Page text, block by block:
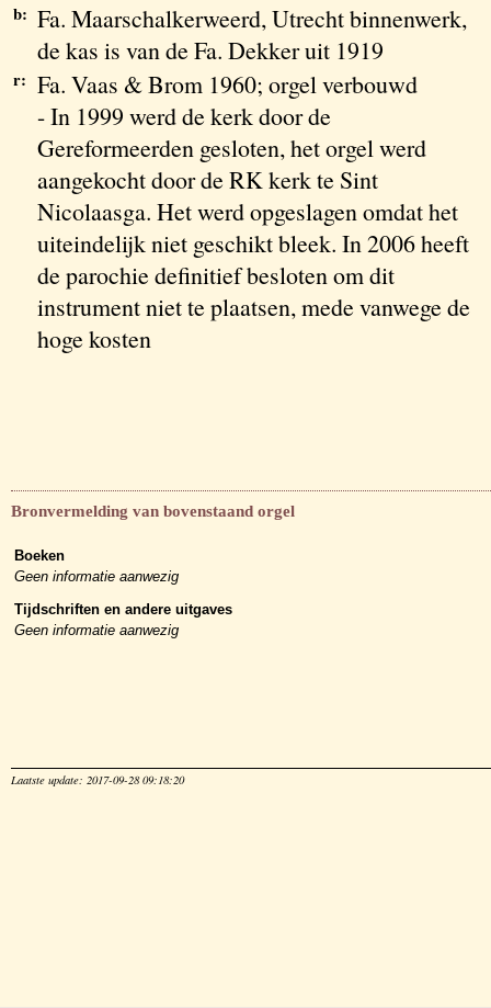
b: Fa. Maarschalkerweerd, Utrecht binnenwerk,
de kas is van de Fa. Dekker uit 1919
r: Fa. Vaas & Brom 1960; orgel verbouwd
- In 1999 werd de kerk door de
Gereformeerden gesloten, het orgel werd
aangekocht door de RK kerk te Sint
Nicolaasga. Het werd opgeslagen omdat het
uiteindelijk niet geschikt bleek. In 2006 heeft
de parochie definitief besloten om dit
instrument niet te plaatsen, mede vanwege de
hoge kosten
Bronvermelding van bovenstaand orgel
Boeken
Geen informatie aanwezig
Tijdschriften en andere uitgaves
Geen informatie aanwezig
Laatste update: 2017-09-28 09:18:20